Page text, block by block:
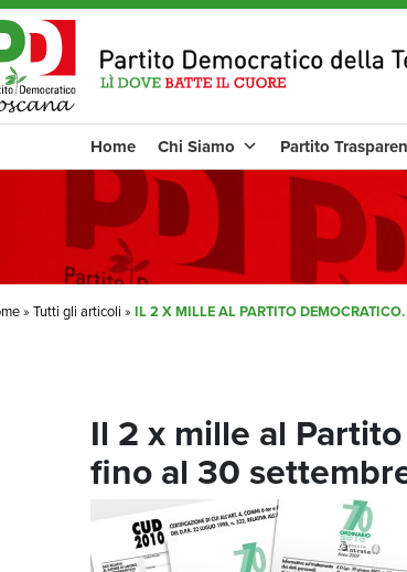
Home Chi Siamo Partito
» Tutti gli articoli » IL 2 X MILLE AL PARTITO
Il 2 x mille al
fino al 30